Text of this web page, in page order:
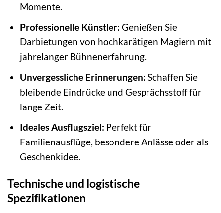
Momente.
Professionelle Künstler: Genießen Sie
Darbietungen von hochkarätigen Magiern mit
jahrelanger Bühnenerfahrung.
Unvergessliche Erinnerungen: Schaffen Sie
bleibende Eindrücke und Gesprächsstoff für
lange Zeit.
Ideales Ausflugsziel: Perfekt für
Familienausflüge, besondere Anlässe oder als
Geschenkidee.
Technische und logistische
Spezifikationen